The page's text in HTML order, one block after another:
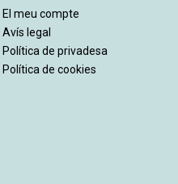
El meu compte
Avís legal
Política de privadesa
Política de cookies